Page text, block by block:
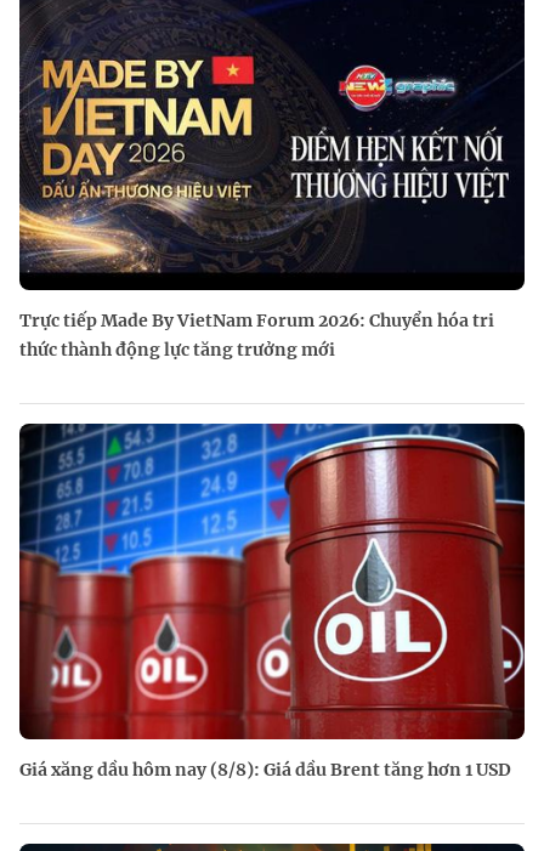
Trực tiếp Made By VietNam Forum 2026: Chuyển hóa tri
thức thành động lực tăng trưởng mới
Giá xăng dầu hôm nay (8/8): Giá dầu Brent tăng hơn 1 USD